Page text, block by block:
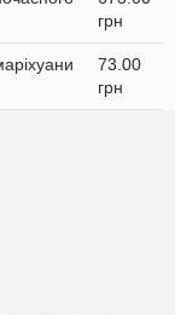
грн
73.00
грн